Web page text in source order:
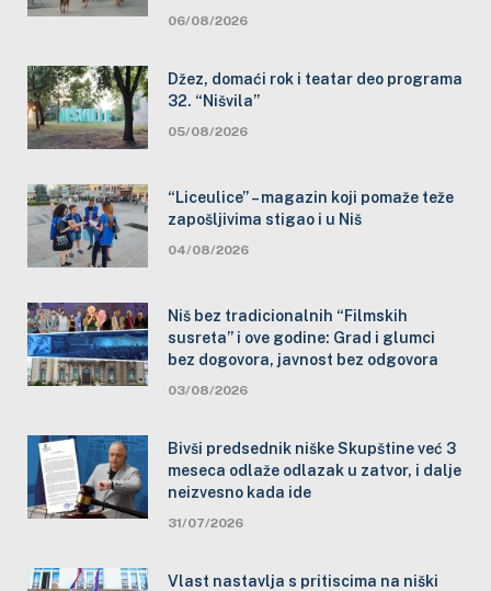
06/08/2026
Džez, domaći rok i teatar deo programa
32. “Nišvila”
05/08/2026
“Liceulice” – magazin koji pomaže teže
zapošljivima stigao i u Niš
04/08/2026
Niš bez tradicionalnih “Filmskih
susreta” i ove godine: Grad i glumci
bez dogovora, javnost bez odgovora
03/08/2026
Bivši predsednik niške Skupštine već 3
meseca odlaže odlazak u zatvor, i dalje
neizvesno kada ide
31/07/2026
Vlast nastavlja s pritiscima na niški